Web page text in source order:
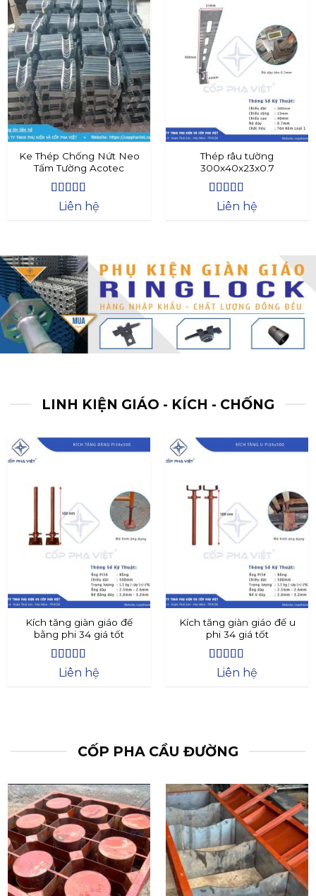
Ke Thép Chống Nứt Neo
Tấm Tường Acotec
Được xếp
Liên hệ
Thép râu tường
300x40x23x0.7
Được xếp
Liên hệ
LINH KIỆN GIÁO - KÍCH - CHỐNG
Kích tăng giàn giáo đế
bằng phi 34 giá tốt
Được xếp
5
Liên hệ
Kích tăng giàn giáo đế u
phi 34 giá tốt
Được xếp
5
Liên hệ
CỐP PHA CẦU ĐƯỜNG